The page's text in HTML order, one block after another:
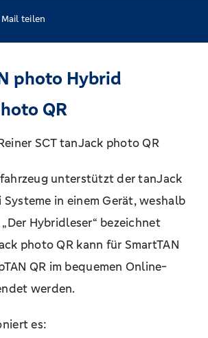
teilen
photo Hybrid
QR
SCT tanJack photo QR
unterstützt der tanJack
Systeme in einem Gerät, weshalb
Hybridleser“ bezeichnet
photo QR kann für SmartTAN
QR im bequemen Online-
werden.
es: